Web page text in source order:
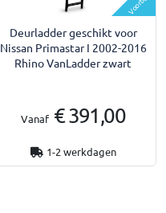
Deurladder geschikt voor
Nissan Primastar I 2002-2016
Rhino VanLadder zwart
Vanaf € 391,00
1-2 werkdagen